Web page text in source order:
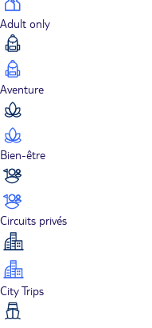
Adult only
Aventure
Bien-être
Circuits privés
City Trips